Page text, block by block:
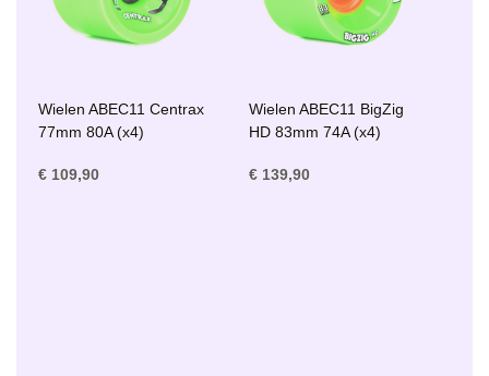
Wielen ABEC11 Centrax
77mm 80A (x4)
€ 109,90
Wielen ABEC11 BigZig
HD 83mm 74A (x4)
€ 139,90